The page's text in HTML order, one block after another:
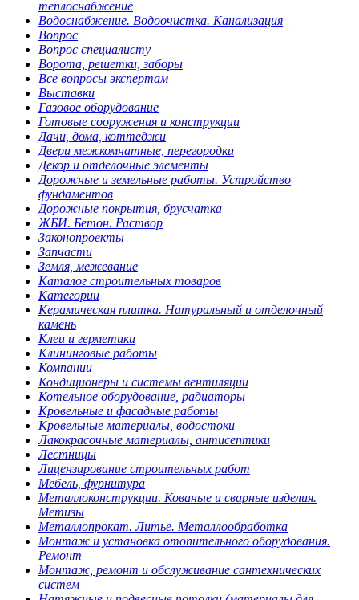
теплоснабжение
Водоснабжение. Водоочистка. Канализация
Вопрос
Вопрос специалисту
Ворота, решетки, заборы
Все вопросы экспертам
Выставки
Газовое оборудование
Готовые сооружения и конструкции
Дачи, дома, коттеджи
Двери межкомнатные, перегородки
Декор и отделочные элементы
Дорожные и земельные работы. Устройство
фундаментов
Дорожные покрытия, брусчатка
ЖБИ. Бетон. Раствор
Законопроекты
Запчасти
Земля, межевание
Каталог строительных товаров
Категории
Керамическая плитка. Натуральный и отделочный
камень
Клеи и герметики
Клининговые работы
Компании
Кондиционеры и системы вентиляции
Котельное оборудование, радиаторы
Кровельные и фасадные работы
Кровельные материалы, водостоки
Лакокрасочные материалы, антисептики
Лестницы
Лицензирование строительных работ
Мебель, фурнитура
Металлоконструкции. Кованые и сварные изделия.
Метизы
Металлопрокат. Литье. Металлообработка
Монтаж и установка отопительного оборудования.
Ремонт
Монтаж, ремонт и обслуживание сантехнических
систем